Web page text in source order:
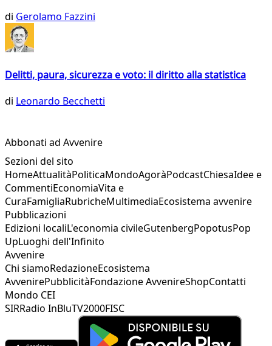
di Gerolamo Fazzini
Delitti, paura, sicurezza e voto: il diritto alla statistica
di Leonardo Becchetti
Abbonati ad Avvenire
Sezioni del sito
HomeAttualitàPoliticaMondoAgoràPodcastChiesaIdee e
CommentiEconomiaVita e
CuraFamigliaRubricheMultimediaEcosistema avvenire
Pubblicazioni
Edizioni localiL'economia civileGutenbergPopotusPop
UpLuoghi dell'Infinito
Avvenire
Chi siamoRedazioneEcosistema
AvvenirePubblicitàFondazione AvvenireShopContatti
Mondo CEI
SIRRadio InBluTV2000FISC